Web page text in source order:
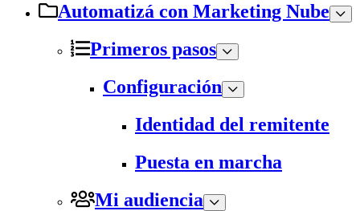
Automatizá con Marketing Nube
Primeros pasos
Configuración
Identidad del remitente
Puesta en marcha
Mi audiencia